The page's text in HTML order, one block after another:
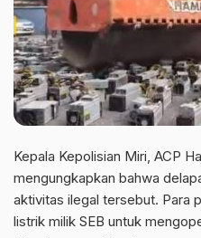
Kepala Kepolisian Miri, ACP
mengungkapkan bahwa
aktivitas ilegal tersebut. Para
listrik milik SEB untuk